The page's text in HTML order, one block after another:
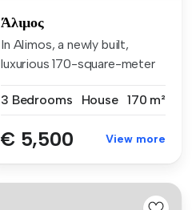
Άλιμος
In Alimos, a newly built,
luxurious 170-square-meter
3 Bedrooms
House 170 m²
€ 5,500 View more